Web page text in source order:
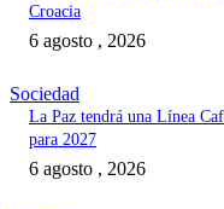
Croacia
6 agosto , 2026
Sociedad
La Paz tendrá una Línea
para 2027
6 agosto , 2026